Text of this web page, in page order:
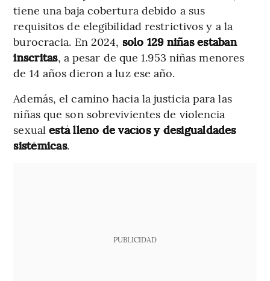
tiene una baja cobertura debido a sus
requisitos de elegibilidad restrictivos y a la
burocracia. En 2024, solo 129 niñas estaban
inscritas, a pesar de que 1.953 niñas menores
de 14 años dieron a luz ese año.
Además, el camino hacia la justicia para las
niñas que son sobrevivientes de violencia
sexualestá lleno de vacíos y desigualdades
sistémicas.
PUBLICIDAD